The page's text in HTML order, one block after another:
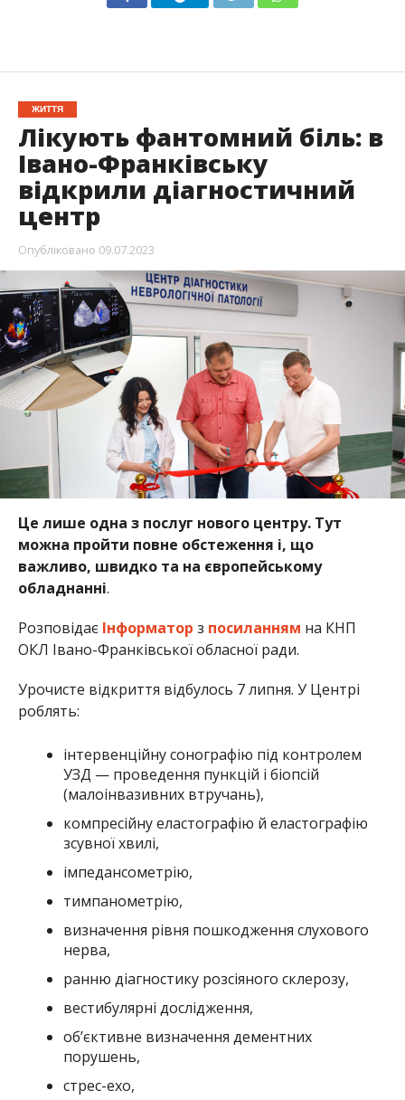
ЖИТТЯ
Лікують фантомний біль: в
Івано-Франківську
відкрили діагностичний
центр
Опубліковано 09.07.2023
Це лише одна з послуг нового центру. Тут
можна пройти повне обстеження і, що
важливо, швидко та на європейському
обладнанні.
РозповідаєІнформатор з посиланням на КНП
ОКЛ Івано-Франківської обласної ради.
Урочисте відкриття відбулось 7 липня. У Центрі
роблять:
інтервенційну сонографію під контролем
УЗД — проведення пункцій і біопсій
(малоінвазивних втручань),
компресійну еластографію й еластографію
зсувної хвилі,
імпедансометрію,
тимпанометрію,
визначення рівня пошкодження слухового
нерва,
ранню діагностику розсіяного склерозу,
вестибулярні дослідження,
об’єктивне визначення дементних
порушень,
стрес-ехо,